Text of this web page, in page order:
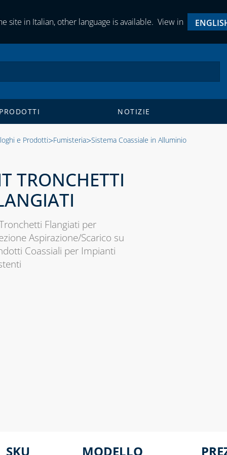
site in Italian, other language is available. View in
NOTIZIE
e Prodotti>Fumisteria>Sistema Coassiale in Alluminio
TRONCHETTI
Flangiati per
Aspirazione/Scarico su
Coassiali per Impianti
SKU MODELLO